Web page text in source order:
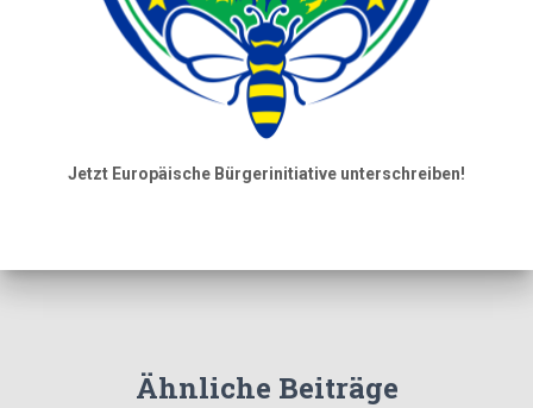
Jetzt Europäische Bürgerinitiative unterschreiben!
Ähnliche Beiträge